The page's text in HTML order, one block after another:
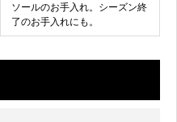
ソールのお手入れ。シーズン終
了のお手入れにも。